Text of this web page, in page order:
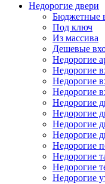
Недорогие двери
Бюджетные
Под ключ
Из массива
Дешевые
Недорогие
Недорогие
Недорогие
Недорогие
Недорогие
Недорогие
Недорогие
Недорогие
Недорогие
Недорогие
Недорогие
Недорогие